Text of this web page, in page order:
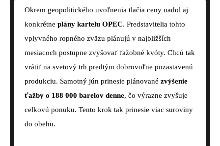
Okrem geopolitického uvoľnenia tlačia ceny nadol aj
konkrétne plány kartelu OPEC. Predstavitelia tohto
vplyvného ropného zväzu plánujú v najbližších
mesiacoch postupne zvyšovať ťažobné kvóty. Chcú tak
vrátiť na svetový trh predtým dobrovoľne pozastavenú
produkciu. Samotný jún prinesie plánované zvýšenie
ťažby o 188 000 barelov denne, čo výrazne zvyšuje
celkovú ponuku. Tento krok tak prinesie viac suroviny
do obehu.